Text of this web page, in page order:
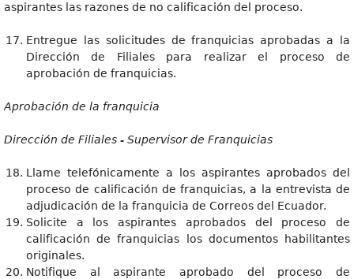
aspirantes las razones de no calificación del proceso.
Entregue las solicitudes de franquicias aprobadas a la
Dirección de Filiales para realizar el proceso de
aprobación de franquicias.
Aprobación de la franquicia
Dirección de Filiales - Supervisor de Franquicias
Llame telefónicamente a los aspirantes aprobados del
proceso de calificación de franquicias, a la entrevista de
adjudicación de la franquicia de Correos del Ecuador.
Solicite a los aspirantes aprobados del proceso de
calificación de franquicias los documentos habilitantes
originales.
Notifique al aspirante aprobado del proceso de